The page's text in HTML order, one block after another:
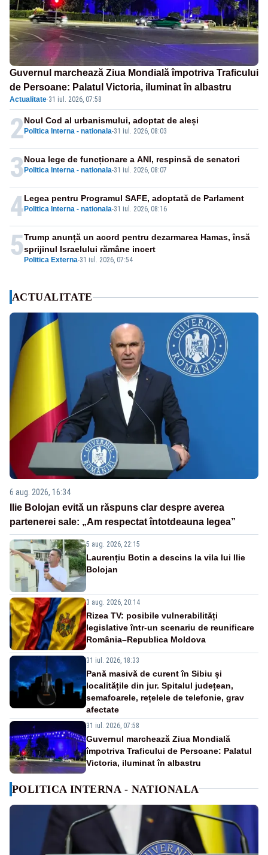
Guvernul marchează Ziua Mondială împotriva Traficului
de Persoane: Palatul Victoria, iluminat în albastru
Actualitate·31 iul. 2026, 07:58
2 Politica Interna - nationala-31 iul. 2026, 08:03
Noul Cod al urbanismului, adoptat de aleși
3 Politica Interna - nationala-31 iul. 2026, 08:07
Noua lege de funcționare a ANI, respinsă de senatori
4 Politica Interna - nationala-31 iul. 2026, 08:16
Legea pentru Programul SAFE, adoptată de Parlament
5 Politica Externa-31 iul. 2026, 07:54
Trump anunță un acord pentru dezarmarea Hamas, însă
sprijinul Israelului rămâne incert
ACTUALITATE
6 aug. 2026, 16:34
Ilie Bolojan evită un răspuns clar despre averea
partenerei sale: „Am respectat întotdeauna legea”
5 aug. 2026, 22:15
Laurențiu Botin a descins la vila lui Ilie
Bolojan
3 aug. 2026, 20:14
Rizea TV: posibile vulnerabilități
legislative într-un scenariu de reunificare
România–Republica Moldova
31 iul. 2026, 18:33
Pană masivă de curent în Sibiu și
localitățile din jur. Spitalul județean,
semafoarele, rețelele de telefonie, grav
afectate
31 iul. 2026, 07:58
Guvernul marchează Ziua Mondială
împotriva Traficului de Persoane: Palatul
Victoria, iluminat în albastru
POLITICA INTERNA - NATIONALA